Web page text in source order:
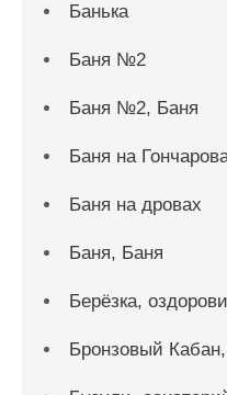
Банька
Баня №2
Баня №2, Баня
Баня на
Баня на дровах
Баня, Баня
Берёзка,
Бронзовый